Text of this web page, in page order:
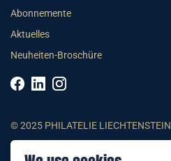
Abonnemente
Aktuelles
Neuheiten-Broschüre
© 2025 PHILATELIE LIECHTENSTEIN
AGB